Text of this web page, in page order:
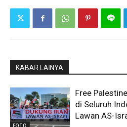
KABAR LAINYA
FOTO
Free
di Seluruh
Lawan AS-